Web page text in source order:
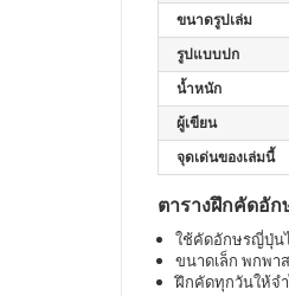
ขนาดรูปเล่ม
รูปแบบปก
น้ำหนัก
ผู้เขียน
จุดเด่นของเล่มนี้
ตารางฝึกคัดอั
ใช้คัดอักษรญี่ปุ่น
ขนาดเล็ก พกพา
ฝึกคัดทุกวันให้จ